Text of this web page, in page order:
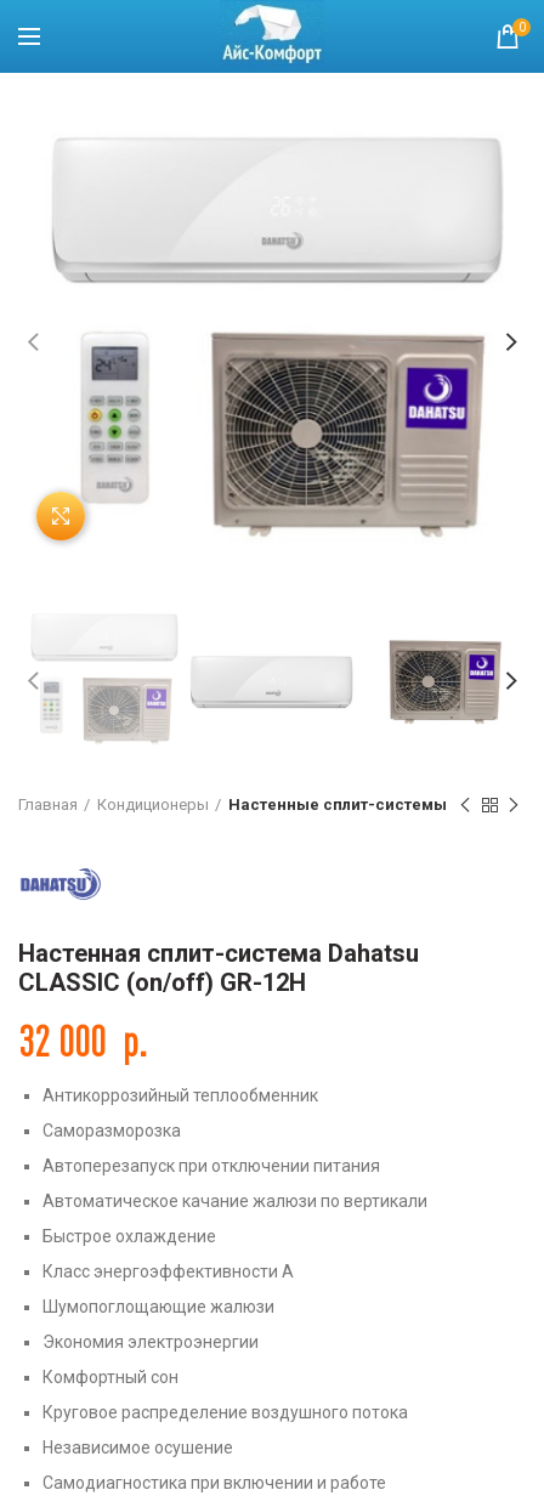
0
Нажмите, чтобы увеличить
Главная Кондиционеры Настенные сплит-системы
Настенная сплит-система Dahatsu
CLASSIC (on/off) GR-12H
32 000 р.
Антикоррозийный теплообменник
Саморазморозка
Автоперезапуск при отключении питания
Автоматическое качание жалюзи по вертикали
Быстрое охлаждение
Класс энергоэффективности А
Шумопоглощающие жалюзи
Экономия электроэнергии
Комфортный сон
Круговое распределение воздушного потока
Независимое осушение
Самодиагностика при включении и работе